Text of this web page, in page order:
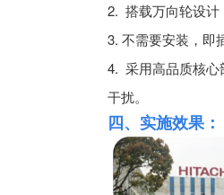
2. 搭载万向轮设计
3. 不需要安装，即
4. 采用高品质核心
干扰。
四、实施效果：